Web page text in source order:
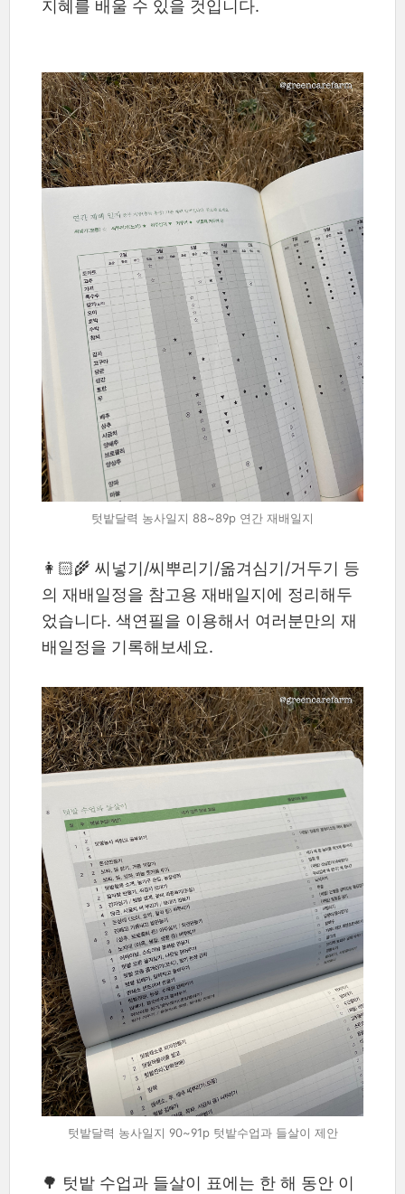
지혜를 배울 수 있을 것입니다.
텃밭달력 농사일지 88~89p 연간 재배일지
👩🏻‍🌾 씨넣기/씨뿌리기/옮겨심기/거두기 등
의 재배일정을 참고용 재배일지에 정리해두
었습니다. 색연필을 이용해서 여러분만의 재
배일정을 기록해보세요.
텃밭달력 농사일지 90~91p 텃밭수업과 들살이 제안
🌳 텃밭 수업과 들살이 표에는 한 해 동안 이